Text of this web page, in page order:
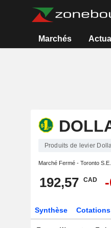
Marchés
Produits de levier
Marché Fermé - Toronto S.E.
192,57 CAD
Synthèse Cotations